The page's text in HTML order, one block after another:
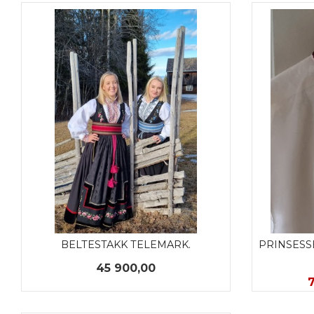
BELTESTAKK TELEMARK.
Pris
45 900,00